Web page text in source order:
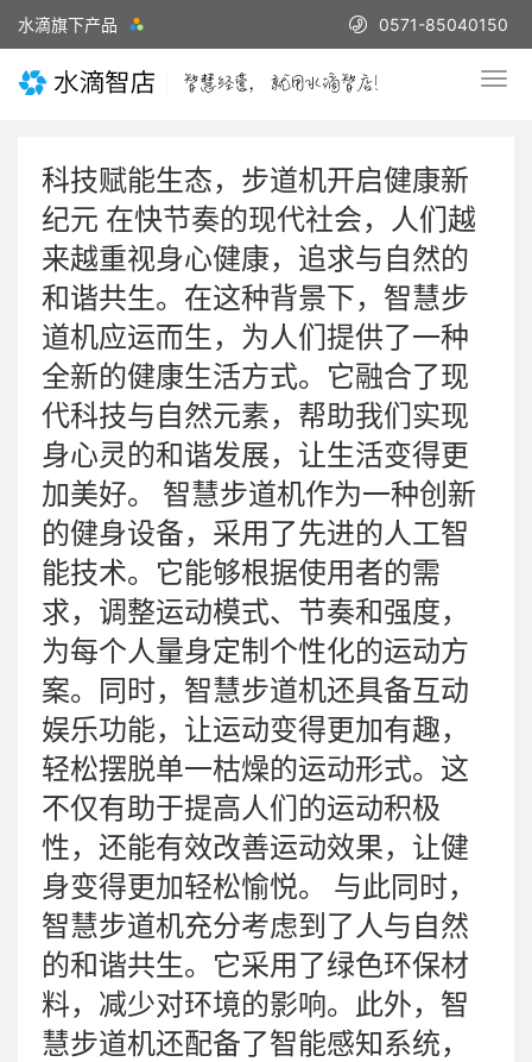
水滴旗下产品 0571-85040150
科技赋能生态，步道机开启健康新
纪元 在快节奏的现代社会，人们越
来越重视身心健康，追求与自然的
和谐共生。在这种背景下，智慧步
道机应运而生，为人们提供了一种
全新的健康生活方式。它融合了现
代科技与自然元素，帮助我们实现
身心灵的和谐发展，让生活变得更
加美好。 智慧步道机作为一种创新
的健身设备，采用了先进的人工智
能技术。它能够根据使用者的需
求，调整运动模式、节奏和强度，
为每个人量身定制个性化的运动方
案。同时，智慧步道机还具备互动
娱乐功能，让运动变得更加有趣，
轻松摆脱单一枯燥的运动形式。这
不仅有助于提高人们的运动积极
性，还能有效改善运动效果，让健
身变得更加轻松愉悦。 与此同时，
智慧步道机充分考虑到了人与自然
的和谐共生。它采用了绿色环保材
料，减少对环境的影响。此外，智
慧步道机还配备了智能感知系统，